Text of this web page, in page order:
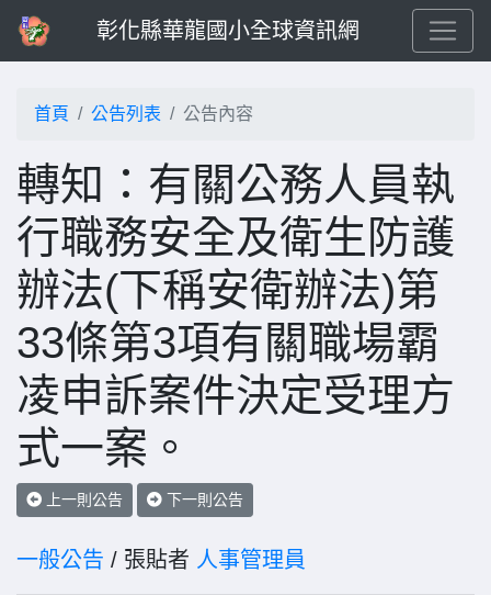
彰化縣華龍國小全球資訊網
首頁 公告列表 公告內容
轉知：有關公務人員執
行職務安全及衛生防護
辦法(下稱安衛辦法)第
33條第3項有關職場霸
凌申訴案件決定受理方
式一案。
上一則公告 下一則公告
一般公告 / 張貼者 人事管理員